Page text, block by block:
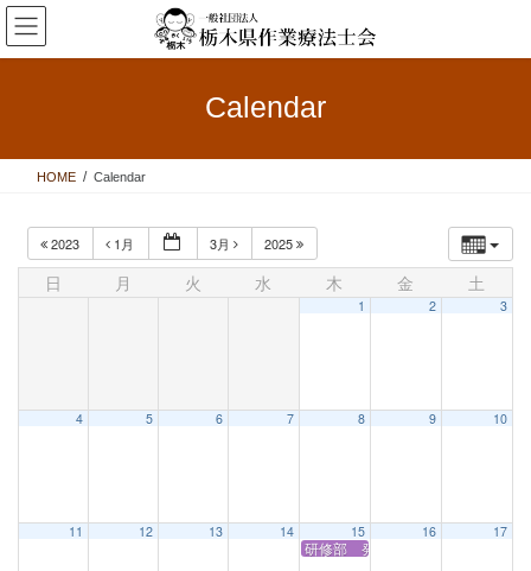
コ
ン
テ
ス
ナ
ビ
ゲ
ン
Calendar
HOME Calendar
2023 1月 3月 2025
日 月 火 水 木 金 土
1 2 3
4 5 6 7 8 9 10
11 12 13 14 15
研修部 発達障害分野研修会
16 17